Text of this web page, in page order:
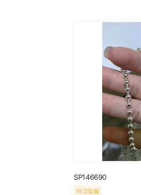
SP146690
재고있음